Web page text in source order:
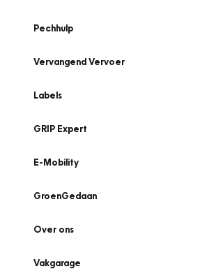
Pechhulp
Vervangend Vervoer
Labels
GRIP Expert
E-Mobility
GroenGedaan
Over ons
Vakgarage